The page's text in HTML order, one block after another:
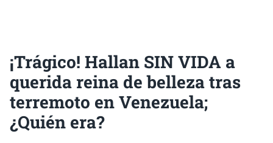
¡Trágico! Hallan SIN VIDA a
querida reina de belleza tras
terremoto en Venezuela;
¿Quién era?